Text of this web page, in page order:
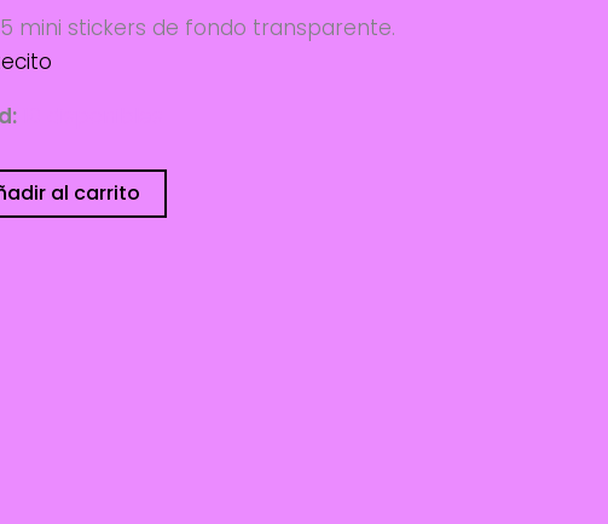
mini stickers de fondo transparente.
al carrito